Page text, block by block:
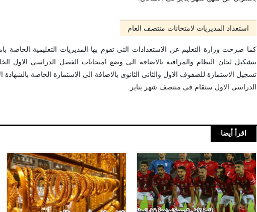
استعداد المديريات لامتحانات منتصف العام
كما صرحت وزارة التعليم عن الاستعدادات التى تقوم بها المديريات التعليمية الخاصة
بتشكيل لجان النظام والمراقبة بالاضافة الى وضع امتحانات الفصل الدراسى الاول
تسجيل الاستمارة للصفوف الاول والثانى الثانوى بالاضافة الى الاستمارة الخاصة
الدراسى الاول ستقام فى منتصف شهر يناير.
اقرأ أيضا